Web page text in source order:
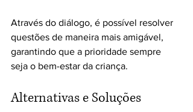
Através do diálogo, é possível resolver
questões de maneira mais amigável,
garantindo que a prioridade sempre
seja o bem-estar da criança.
Alternativas e Soluções